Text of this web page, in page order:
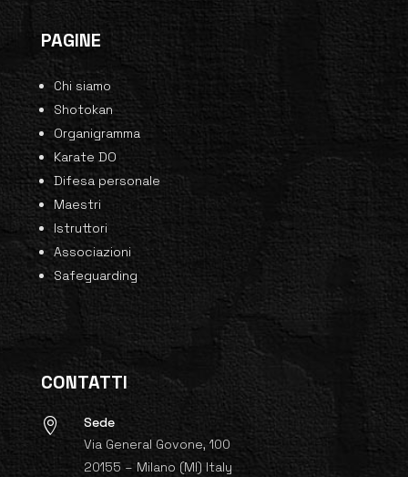
PAGINE
Chi siamo
Shotokan
Organigramma
Karate DO
Difesa personale
Maestri
Istruttori
Associazioni
Safeguarding
CONTATTI

Sede
Via General Govone, 100
20155 – Milano (MI) Italy